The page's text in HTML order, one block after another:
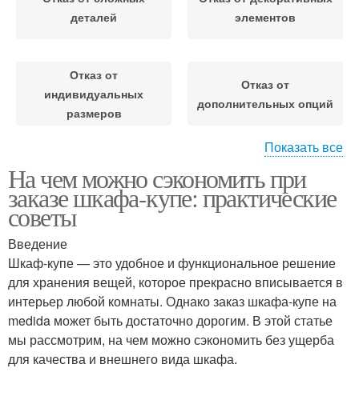
деталей
элементов
Отказ от
индивидуальных
размеров
Отказ от
дополнительных опций
функции
Показать все
На чем можно сэкономить при
заказе шкафа-купе: практические
советы
Введение
Шкаф-купе — это удобное и функциональное решение
для хранения вещей, которое прекрасно вписывается в
интерьер любой комнаты. Однако заказ шкафа-купе на
medida может быть достаточно дорогим. В этой статье
мы рассмотрим, на чем можно сэкономить без ущерба
для качества и внешнего вида шкафа.